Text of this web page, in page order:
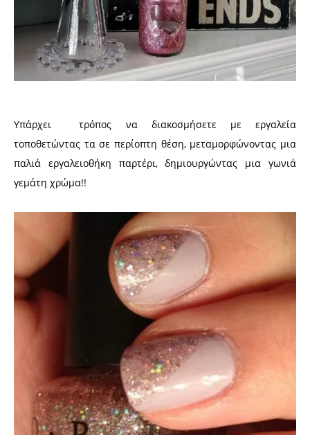
Υπάρχει τρόπος να διακοσμήσετε με εργαλεία
τοποθετώντας τα σε περίοπτη θέση, μεταμορφώνοντας μια
παλιά εργαλειοθήκη παρτέρι, δημιουργώντας μια γωνιά
γεμάτη χρώμα!!